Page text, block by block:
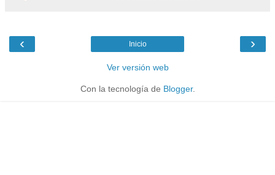
‹ ›
Inicio
Ver versión web
Con la tecnología de Blogger.